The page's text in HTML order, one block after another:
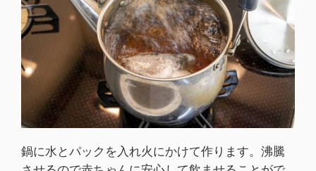
鍋に水とパックを入れ火にかけて作ります。沸騰